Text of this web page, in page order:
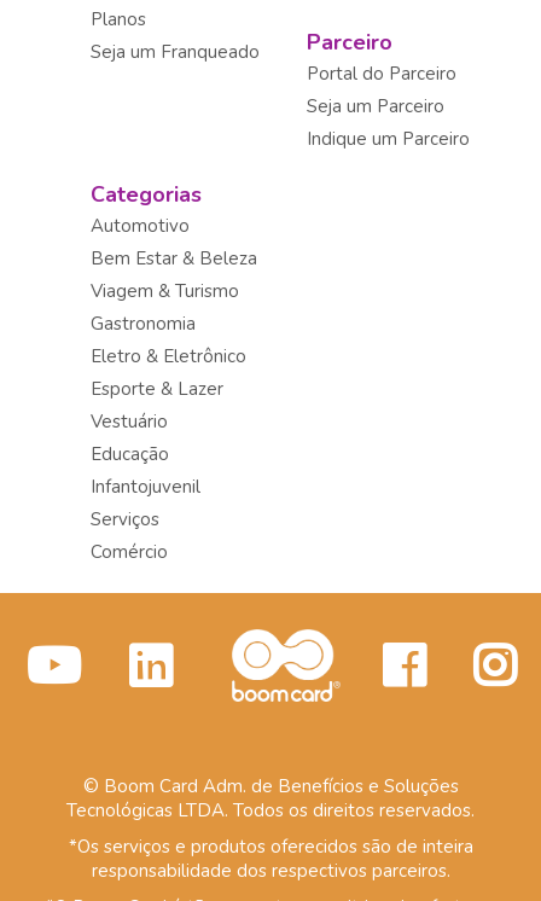
Planos
Seja um Franqueado
Parceiro
Portal do Parceiro
Seja um Parceiro
Indique um Parceiro
Categorias
Automotivo
Bem Estar & Beleza
Viagem & Turismo
Gastronomia
Eletro & Eletrônico
Esporte & Lazer
Vestuário
Educação
Infantojuvenil
Serviços
Comércio
© Boom Card Adm. de Benefícios e Soluções
Tecnológicas LTDA. Todos os direitos reservados.
*Os serviços e produtos oferecidos são de inteira
responsabilidade dos respectivos parceiros.